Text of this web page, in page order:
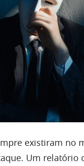
existiram no
Um relatório